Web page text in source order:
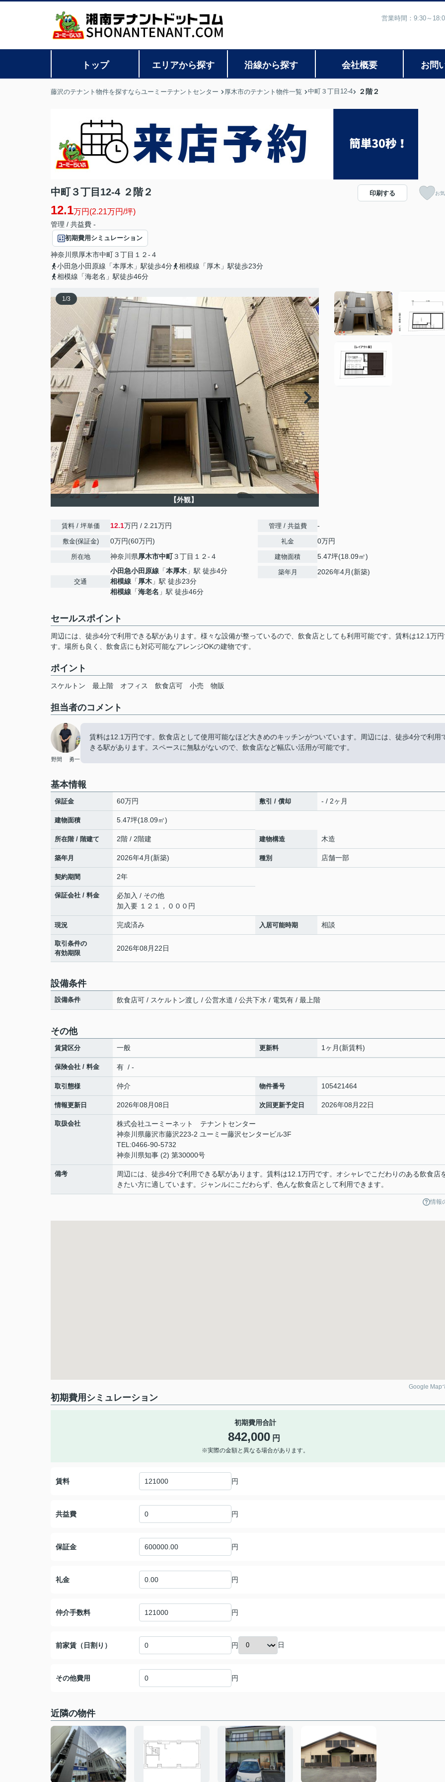
営業時間：9:30～
トップ エリアから探す 沿線から探す 会社概要 お問
藤沢のテナント物件を探すならユーミーテナントセンター 厚木市のテナント物件一覧 中町３丁目12-4 ２階２
中町３丁目12-4 ２階２
12.1万円(2.21万円/坪)
管理 / 共益費 -
初期費用シミュレーション
神奈川県厚木市中町３丁目１２-４
小田急小田原線「本厚木」駅徒歩4分
相模線「厚木」駅徒歩23分
相模線「海老名」駅徒歩46分
印刷する お
1/3
【外観】
賃料 / 坪単価 12.1万円 / 2.21万円
敷金(保証金) 0万円(60万円)
所在地 神奈川県厚木市中町３丁目１２-４
交通
小田急小田原線 「本厚木 」駅 徒歩4分
相模線 「厚木 」駅 徒歩23分
相模線 「海老名 」駅 徒歩46分
管理 / 共益費 -
礼金 0万円
建物面積 5.47坪(18.09㎡)
築年月 2026年4月(新築)
セールスポイント
周辺には、徒歩4分で利用できる駅があります。様々な設備が整っているので、飲食店としても利用可能です。賃料は12.1万
す。場所も良く、飲食店にも対応可能なアレンジOKの建物です。
ポイント
スケルトン 最上階 オフィス 飲食店可 小売 物販
担当者のコメント
野間 勇一
賃料は12.1万円です。飲食店として使用可能なほど大きめのキッチンがついています。周辺には、徒歩4分で利用
きる駅があります。スペースに無駄がないので、飲食店など幅広い活用が可能です。
基本情報
保証金 60万円 敷引 / 償却 - / 2ヶ月
建物面積 5.47坪(18.09㎡)
所在階 / 階建て 2階 / 2階建 建物構造 木造
築年月 2026年4月(新築) 種別 店舗一部
契約期間 2年
保証会社 / 料金
必加入 / その他
加入要 １２１，０００円
現況 完成済み 入居可能時期 相談
取引条件の
有効期限
2026年08月22日
設備条件
設備条件 飲食店可 / スケルトン渡し / 公営水道 / 公共下水 / 電気有 / 最上階
その他
賃貸区分 一般 更新料 1ヶ月(新賃料)
保険会社 / 料金 有 / -
取引態様 仲介 物件番号 105421464
情報更新日 2026年08月08日 次回更新予定日 2026年08月22日
取扱会社
株式会社ユーミーネット テナントセンター
神奈川県藤沢市藤沢223-2 ユーミー藤沢センタービル3F
TEL:0466-90-5732
神奈川県知事 (2) 第30000号
備考
周辺には、徒歩4分で利用できる駅があります。賃料は12.1万円です。オシャレでこだわりのある飲食店
きたい方に適しています。ジャンルにこだわらず、色んな飲食店として利用できます。
情報
Google Map
初期費用シミュレーション
初期費用合計
842,000 円
※実際の金額と異なる場合があります。
賃料 円
共益費 円
保証金 円
礼金 円
仲介手数料 円
前家賃（日割り） 円 日
その他費用 円
近隣の物件